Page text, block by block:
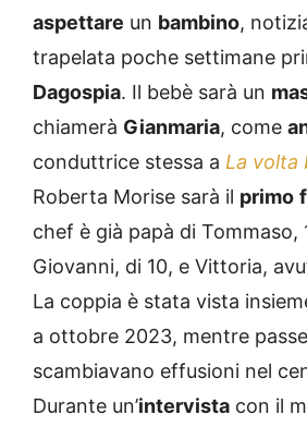
aspettare un bambino,
trapelata poche settimane
Dagospia. Il bebè sarà un
chiamerà Gianmaria, come
conduttrice stessa a La volta
Roberta Morise sarà il primo
chef è già papà di Tommaso,
Giovanni, di 10, e Vittoria,
La coppia è stata vista
a ottobre 2023, mentre
scambiavano effusioni nel
Durante un’intervista con il